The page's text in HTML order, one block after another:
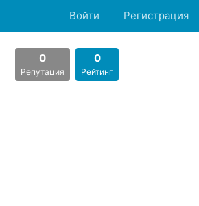
Войти Регистрация
0
Репутация
0
Рейтинг